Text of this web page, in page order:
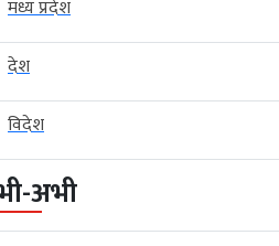
मध्य प्रदेश
देश
विदेश
अभी